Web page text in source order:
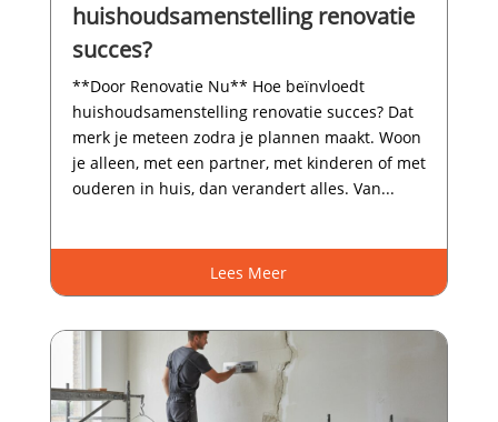
huishoudsamenstelling renovatie
succes?
**Door Renovatie Nu** Hoe beïnvloedt
huishoudsamenstelling renovatie succes? Dat
merk je meteen zodra je plannen maakt.​ Woon
je alleen, met een partner, met kinderen of met
ouderen in huis, dan verandert alles.​ Van...
Lees Meer